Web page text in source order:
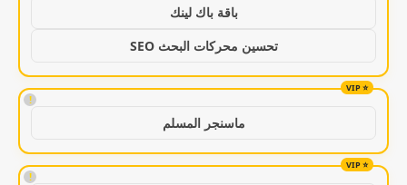
باقة باك لينك
تحسين محركات البحث SEO
!
ماسنجر المسلم
!